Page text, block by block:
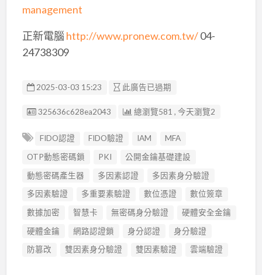
management
正新電腦 http://www.pronew.com.tw/04-
24738309
2025-03-03 15:23 此廣告已過期
廣告编號
325636c628ea2043 總瀏覽581 , 今天瀏覽2
FIDO認證 FIDO驗證 IAM
MFA
OTP動態密碼鎖
PKI
公開金鑰基礎建設
動態密碼產生器
多因素認證
多因素身分驗證
多因素驗證
多重要素驗證 數位憑證
數位簽章
數據加密
智慧卡 無密碼身分驗證
硬體安全金鑰
硬體金鑰
網路認證鎖 身分認證
身分驗證
防篡改
雙因素身分驗證 雙因素驗證 雲端驗證